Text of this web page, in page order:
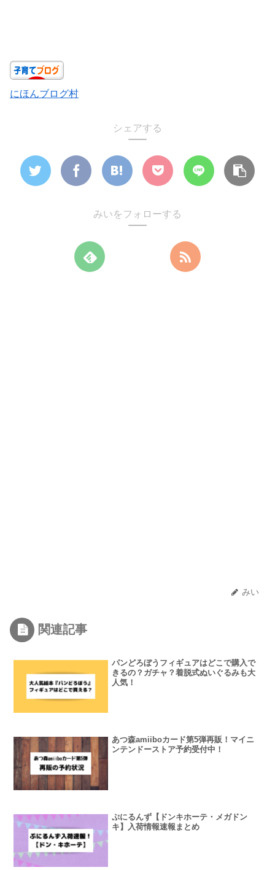
にほんブログ村
シェアする
みいをフォローする
みい
関連記事
パンどろぼうフィギュアはどこで購入で
きるの？ガチャ？着脱式ぬいぐるみも大
人気！
あつ森amiiboカード第5弾再販！マイニ
ンテンドーストア予約受付中！
ぷにるんず【ドンキホーテ・メガドン
キ】入荷情報速報まとめ